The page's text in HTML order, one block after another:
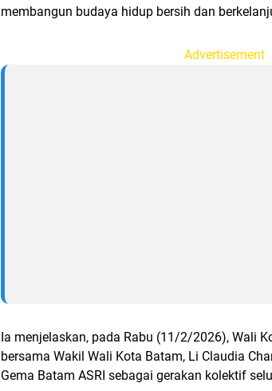
membangun budaya hidup bersih dan
Advertisement
Ia menjelaskan, pada Rabu (11/2/2026), Wali
bersama Wakil Wali Kota Batam, Li Claudia
Gema Batam ASRI sebagai gerakan kolektif